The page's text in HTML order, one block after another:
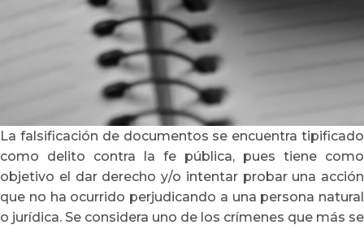
La falsificación de documentos se encuentra tipificado
como delito contra la fe pública, pues tiene como
objetivo el dar derecho y/o intentar probar una acción
que no ha ocurrido perjudicando a una persona natural
o jurídica. Se considera uno de los crímenes que más se